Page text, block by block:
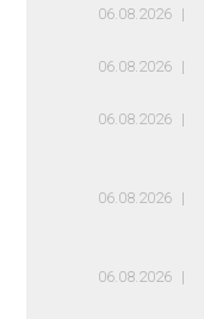
06.08.2026
06.08.2026
06.08.2026
06.08.2026
06.08.2026